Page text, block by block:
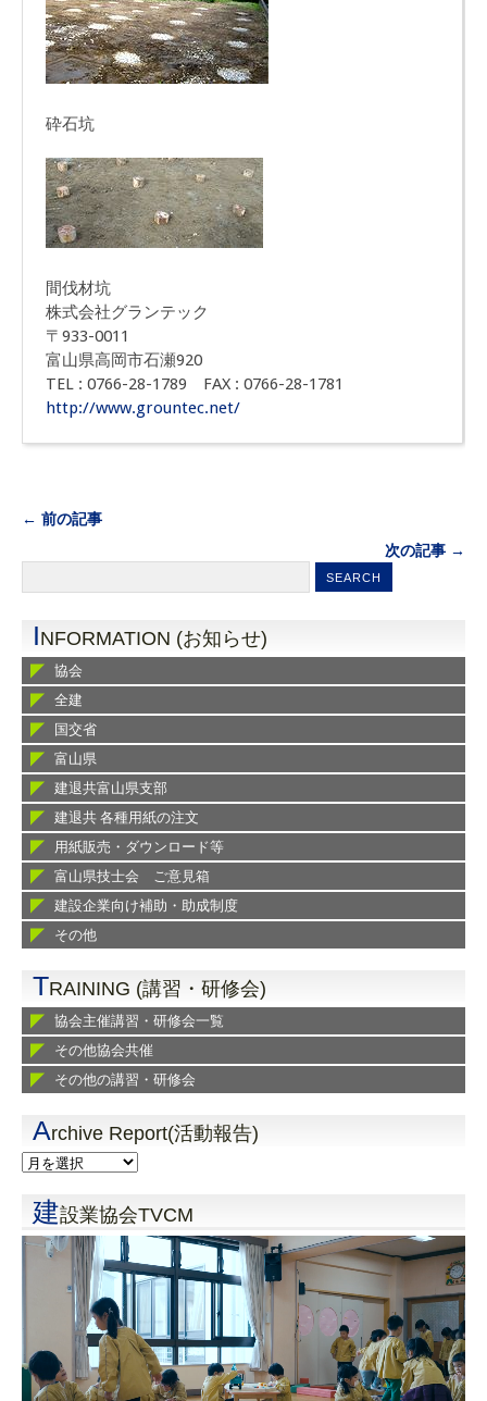
砕石坑
間伐材坑
株式会社グランテック
〒933-0011
富山県高岡市石瀬920
TEL : 0766-28-1789 FAX : 0766-28-1781
http://www.grountec.net/
← 前の記事
次の記事 →
INFORMATION (お知らせ)
協会
全建
国交省
富山県
建退共富山県支部
建退共 各種用紙の注文
用紙販売・ダウンロード等
富山県技士会 ご意見箱
建設企業向け補助・助成制度
その他
TRAINING (講習・研修会)
協会主催講習・研修会一覧
その他協会共催
その他の講習・研修会
Archive Report(活動報告)
建設業協会TVCM